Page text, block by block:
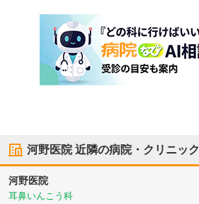
河野医院近隣の病院・クリニック
河野医院
耳鼻いんこう科